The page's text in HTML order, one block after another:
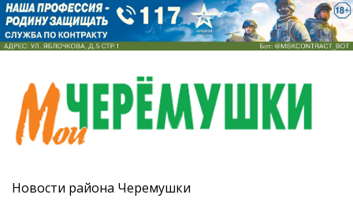
Новости района Черемушки